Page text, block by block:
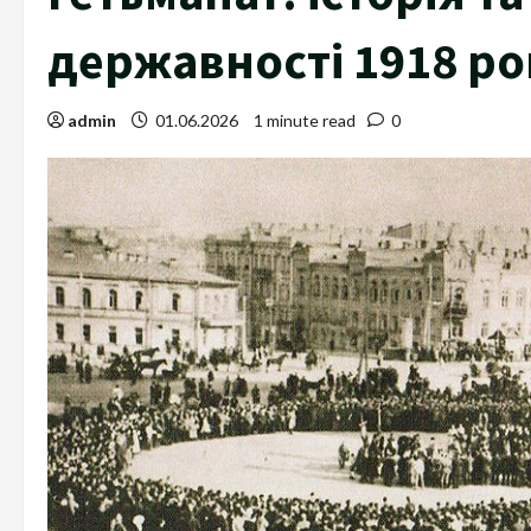
державності 1918
admin 01.06.2026 1 minute read 0